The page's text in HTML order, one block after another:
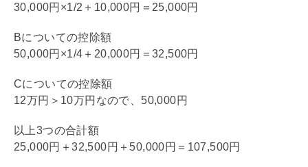
30,000円×1/2＋10,000円＝25,000円
Bについての控除額
50,000円×1/4＋20,000円＝32,500円
Cについての控除額
12万円＞10万円なので、50,000円
以上3つの合計額
25,000円＋32,500円＋50,000円＝107,500円